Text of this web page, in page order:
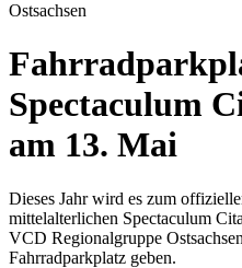
Ostsachsen
Spectaculum
am 13. Mai
Dieses Jahr wird es zum
mittelalterlichen Spectaculum
VCD Regionalgruppe
Fahrradparkplatz geben.